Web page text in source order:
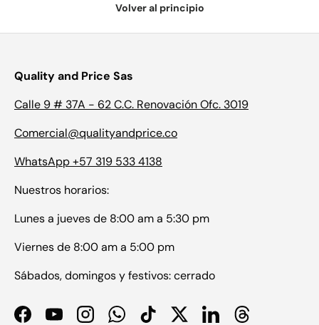
Volver al principio
Quality and Price Sas
Calle 9 # 37A - 62 C.C. Renovación Ofc. 3019
Comercial@qualityandprice.co
WhatsApp +57 319 533 4138
Nuestros horarios:
Lunes a jueves de 8:00 am a 5:30 pm
Viernes de 8:00 am a 5:00 pm
Sábados, domingos y festivos: cerrado
FacebookYouTubeInstagramWhatsAppTikTokTwitterLinkedInThreads